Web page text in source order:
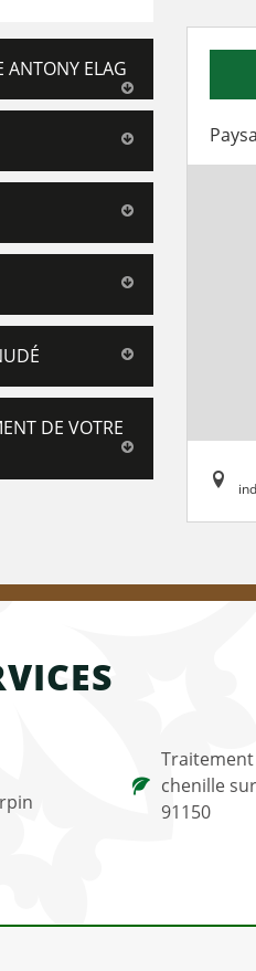
ANTONY ELAG
DE VOTRE
chenille
91150